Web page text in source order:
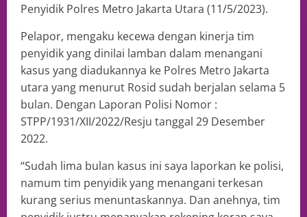
Penyidik Polres Metro Jakarta Utara (11/5/2023).
Pelapor, mengaku kecewa dengan kinerja tim
penyidik yang dinilai lamban dalam menangani
kasus yang diadukannya ke Polres Metro Jakarta
utara yang menurut Rosid sudah berjalan selama 5
bulan. Dengan Laporan Polisi Nomor :
STPP/1931/XII/2022/Resju tanggal 29 Desember
2022.
“Sudah lima bulan kasus ini saya laporkan ke polisi,
namum tim penyidik yang menangani terkesan
kurang serius menuntaskannya. Dan anehnya, tim